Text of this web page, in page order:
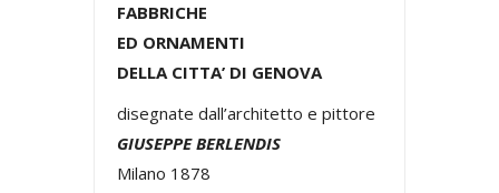
FABBRICHE
ED ORNAMENTI
DELLA CITTA’ DI GENOVA
disegnate dall’architetto e pittore
GIUSEPPE BERLENDIS
Milano 1878